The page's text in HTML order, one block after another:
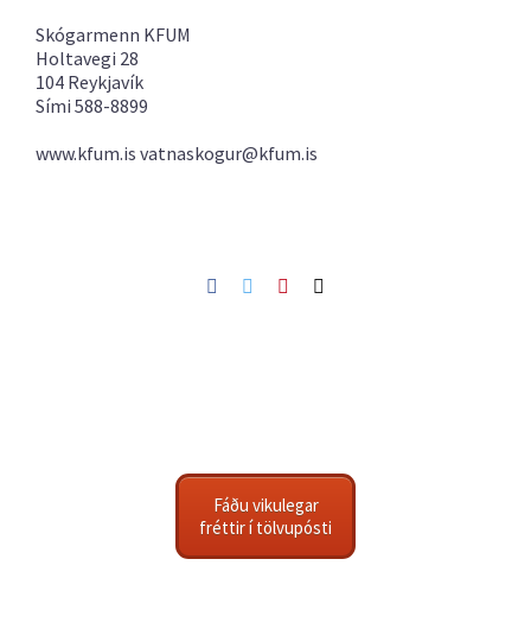
Skógarmenn KFUM
Holtavegi 28
104 Reykjavík
Sími 588-8899
www.kfum.is vatnaskogur@kfum.is
Facebook
TwitterPinterest
Fáðu vikulegar
fréttir í tölvupósti